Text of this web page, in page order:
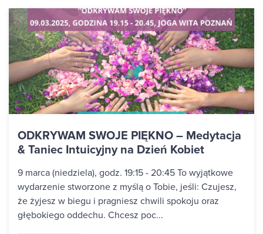
ODKRYWAM SWOJE PIĘKNO – Medytacja
& Taniec Intuicyjny na Dzień Kobiet
9 marca (niedziela), godz. 19:15 - 20:45 To wyjątkowe
wydarzenie stworzone z myślą o Tobie, jeśli: Czujesz,
że żyjesz w biegu i pragniesz chwili spokoju oraz
głębokiego oddechu. Chcesz poc...